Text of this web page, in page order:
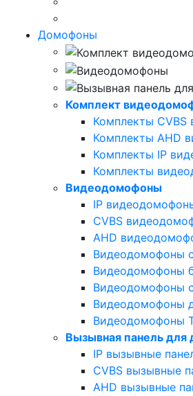
Домофоны
Комплект
Комплекты
Комплекты AHD
Комплекты IP
Комплекты
Видеодомофоны
IP
CVBS
AHD
Видеодомофоны
Видеодомофоны
Видеодомофоны
Видеодомофоны
Видеодомофоны
Вызывная панель для
IP вызывные
CVBS вызывные
AHD вызывные